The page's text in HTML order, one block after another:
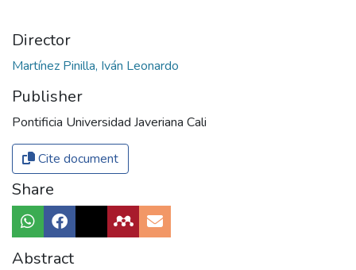
Director
Martínez Pinilla, Iván Leonardo
Publisher
Pontificia Universidad Javeriana Cali
Cite document
Share
Abstract